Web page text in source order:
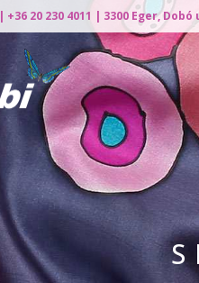
| +36 20 230 4011 | 3300 Eger, Dobó